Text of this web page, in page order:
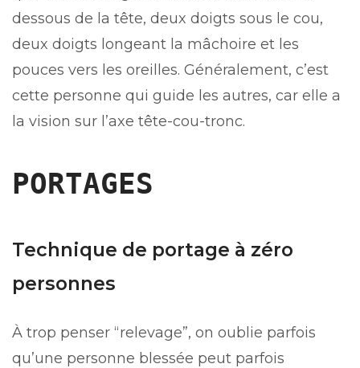
dessous de la tête, deux doigts sous le cou,
deux doigts longeant la mâchoire et les
pouces vers les oreilles. Généralement, c’est
cette personne qui guide les autres, car elle a
la vision sur l’axe tête-cou-tronc.
PORTAGES
Technique de portage à zéro
personnes
À trop penser “relevage”, on oublie parfois
qu’une personne blessée peut parfois